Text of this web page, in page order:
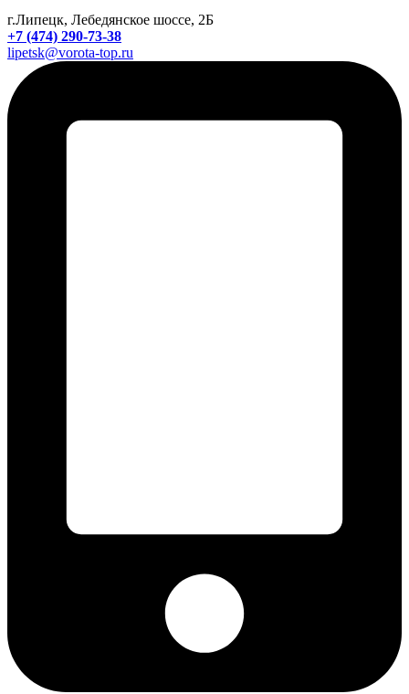
г.Липецк, Лебедянское шоссе, 2Б
+7 (474) 290-73-38
lipetsk@vorota-top.ru